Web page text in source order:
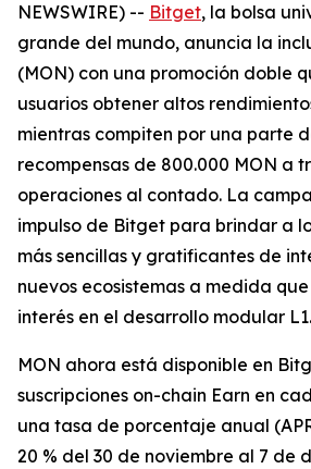
NEWSWIRE) -- Bitget, la bolsa
grande del mundo, anuncia la
(MON) con una promoción doble
usuarios obtener altos
mientras compiten por una parte
recompensas de 800.000 MON a
operaciones al contado. La
impulso de Bitget para brindar a
más sencillas y gratificantes de
nuevos ecosistemas a medida
interés en el desarrollo modular L1.
MON ahora está disponible en
suscripciones on-chain Earn en
una tasa de porcentaje anual
20 % del 30 de noviembre al 7 de